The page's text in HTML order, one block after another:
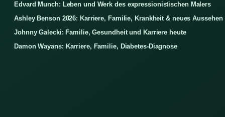
Edvard Munch: Leben und Werk des expressionistischen Malers
Ashley Benson 2026: Karriere, Familie, Krankheit & neues Aussehen
Johnny Galecki: Familie, Gesundheit und Karriere heute
Damon Wayans: Karriere, Familie, Diabetes-Diagnose